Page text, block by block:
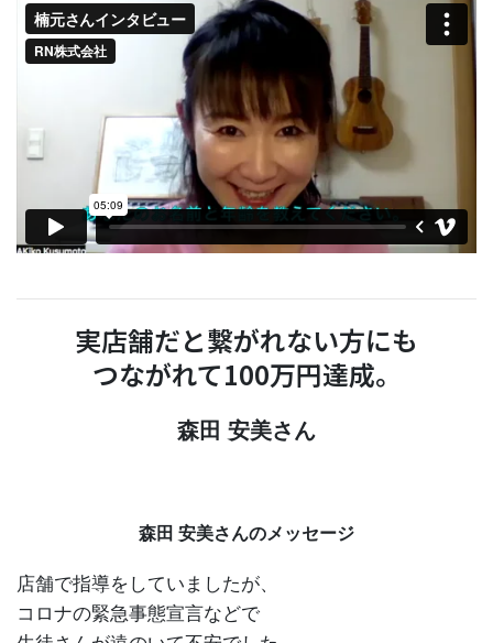
実店舗だと繋がれない方にも
つながれて100万円達成。
森田 安美さん
森田 安美さんのメッセージ
店舗で指導をしていましたが、
コロナの緊急事態宣言などで